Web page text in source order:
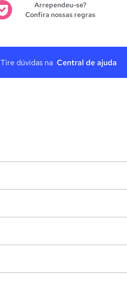
Arrependeu-se?
Confira nossas regras
Tire dúvidas na Central de ajuda